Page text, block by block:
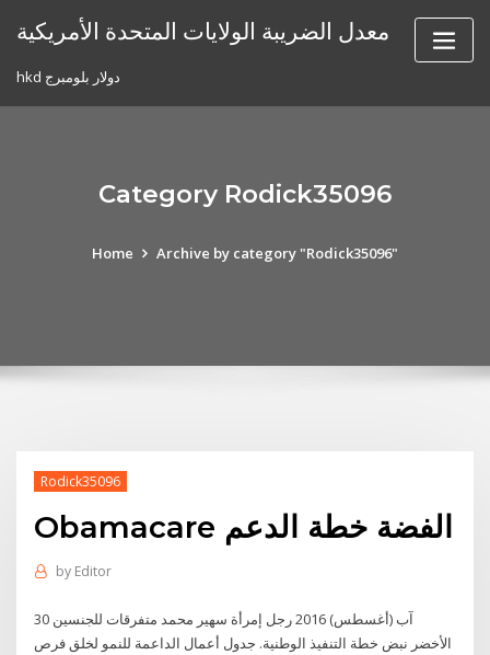
معدل الضريبة الولايات المتحدة الأمريكية
hkd دولار بلومبرج
Category Rodick35096
Home Archive by category "Rodick35096"
Rodick35096
Obamacare الفضة خطة الدعم
by Editor
30 آب (أغسطس) 2016 رجل إمرأة سهير محمد متفرقات للجنسين
الأخضر نبض خطة التنفيذ الوطنية. جدول أعمال الداعمة للنمو لخلق فرص